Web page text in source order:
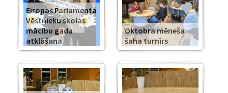
Eiropas Parlamenta
Vēstnieku skolas
mācību gada
atklāšana
Oktobra mēneša
šaha turnīrs